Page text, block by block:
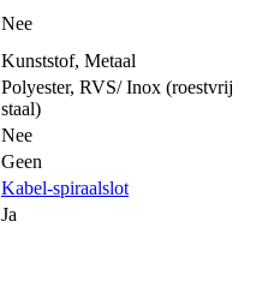
Nee
Kunststof, Metaal
Polyester, RVS/ Inox (roestvrij
staal)
Nee
Geen
Kabel-spiraalslot
Ja